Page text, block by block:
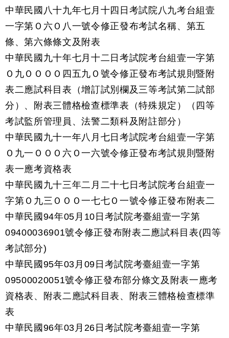
中華民國八十九年七月十四日考試院八九考台組壹
一字第Ｏ六Ｏ八一號令修正發布考試名稱、第五
條、第六條條文及附表
中華民國九十年七月十二日考試院考台組壹一字第
Ｏ九ＯＯＯＯ四五九Ｏ號令修正發布考試規則暨附
表二應試科目表（增訂試別欄及三等考試第二試部
分）、附表三體格檢查標準表（特殊規定）（四等
考試監所管理員、法警二類科及附註部分）
中華民國九十一年八月七日考試院考台組壹一字第
Ｏ九一ＯＯＯ六Ｏ一六號令修正發布考試規則暨附
表一應考資格表
中華民國九十三年二月二十七日考試院考台組壹一
字第Ｏ九三ＯＯＯ一七七Ｏ一號令修正發布附表二
中華民國94年05月10日考試院考臺組壹一字第
09400036901號令修正發布附表二應試科目表(四等
考試部分)
中華民國95年03月09日考試院考臺組壹一字第
09500020051號令修正發布部分條文及附表一應考
資格表、附表二應試科目表、附表三體格檢查標準
表
中華民國96年03月26日考試院考臺組壹一字第